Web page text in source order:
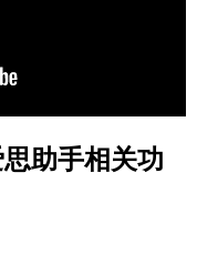
助手相关功